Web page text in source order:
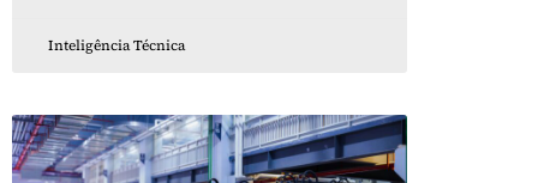
Inteligência Técnica